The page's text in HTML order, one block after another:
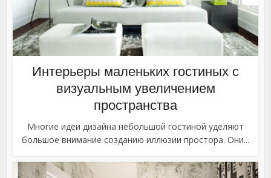
Интерьеры маленьких гостиных с
визуальным увеличением
пространства
Многие идеи дизайна небольшой гостиной уделяют
большое внимание созданию иллюзии простора. Они...